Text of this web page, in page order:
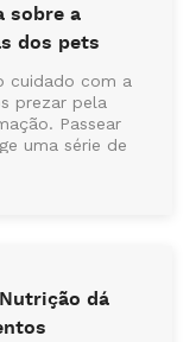
sobre a
dos pets
cuidado com a
prezar pela
Passear
uma série de
pa...
dá